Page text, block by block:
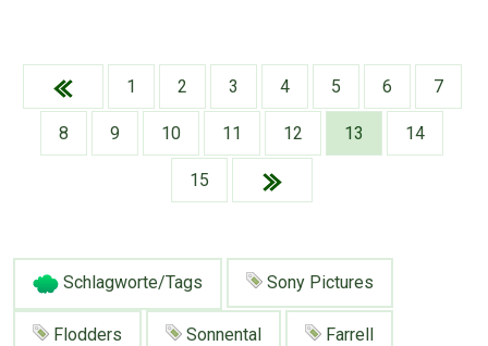
Google Neu hier?
Tauschbons
Presse News
Neue Artikel
Suchanfragen
1 2 3 4 5 6 7
8 9 10 11 12 13 14
15
Schlagworte/Tags Sony Pictures
Flodders Sonnental Farrell